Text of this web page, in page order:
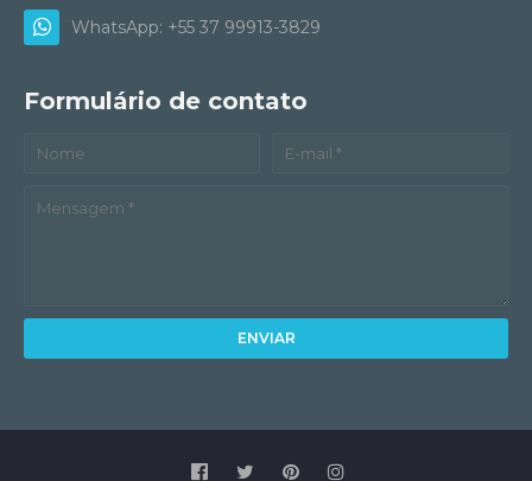
WhatsApp: +55 37 99913-3829
Formulário de contato